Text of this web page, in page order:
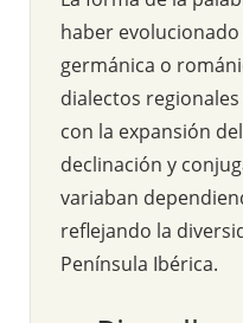
haber
germánica o
dialectos
con la expansión
declinación y
variaban
reflejando la
Península Ibérica.